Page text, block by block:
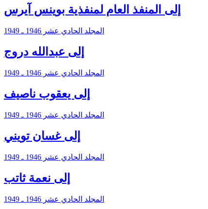
إلى المنفذ العام لمنفذية بوينس آيرس
المجلد الحادي عشر 1946 ـ 1949
إلى عبدالله دروج
المجلد الحادي عشر 1946 ـ 1949
إلى يعقوب ناصيف
المجلد الحادي عشر 1946 ـ 1949
إلى غسان تويني
المجلد الحادي عشر 1946 ـ 1949
إلى نعمة ثاتب
المجلد الحادي عشر 1946 ـ 1949